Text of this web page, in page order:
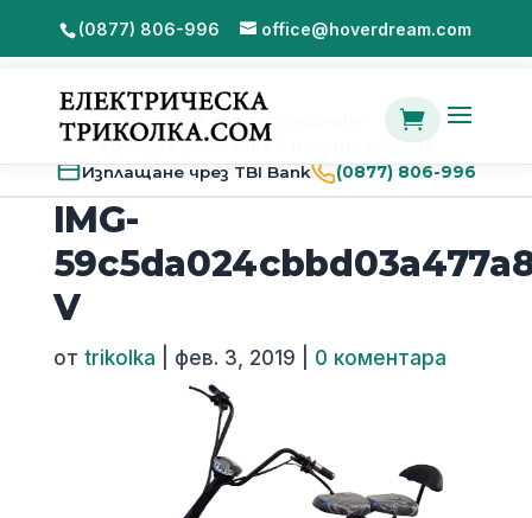
(0877) 806-996 office@hoverdream.com

2 години гаранция
Бърза доставка в цялата страна
Изплащане чрез TBI Bank
(0877) 806-996
IMG-
V
от trikolka фев. 3, 2019 0 коментара